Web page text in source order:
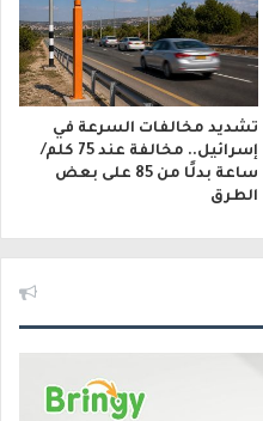
تشديد مخالفات السرعة في
إسرائيل.. مخالفة عند 75 كلم/
ساعة بدلًا من 85 على بعض
الطرق